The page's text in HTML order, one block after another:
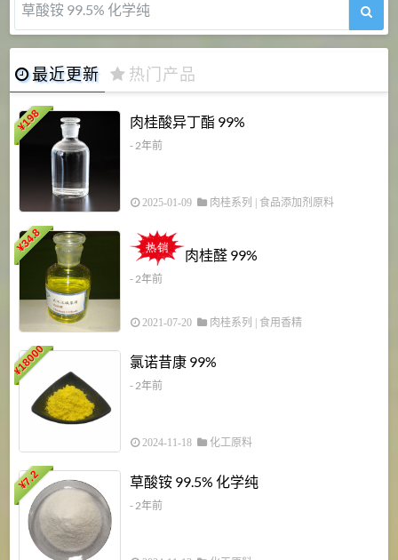
草酸铵 99.5% 化学纯
最近更新 热门产品
¥
198 肉桂酸异丁酯 99%
- 2年前
2025-01-09 肉桂系列 食品添加剂原料
¥
34.8
肉桂醛 99%
- 2年前
2021-07-20 肉桂系列 食用香精
¥
18000 氯诺昔康 99%
- 2年前
2024-11-18 化工原料
¥
7.2 草酸铵 99.5% 化学纯
- 2年前